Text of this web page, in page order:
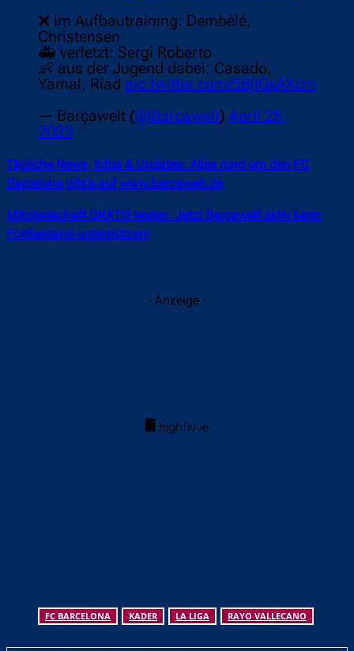
❌ im Aufbautraining: Dembélé,
Christensen
🚑 verletzt: Sergi Roberto
👶 aus der Jugend dabei: Casado,
Yamal, Riad pic.twitter.com/5BjIGxAXcm
— Barçawelt (@Barcawelt) April 25,
2023
Tägliche News, Infos & Updates: Alles rund um den FC
Barcelona gibt’s auf www.barcawelt.de
Mitgliedschaft GRATIS testen: Jetzt Barçawelt aktiv beim
Fortbestand unterstützen!
- Anzeige -
FC BARCELONA KADER LA LIGA RAYO VALLECANO